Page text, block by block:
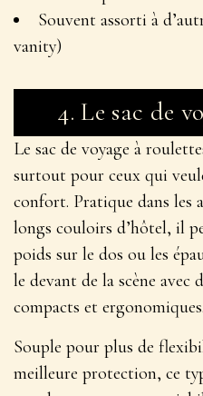
Souvent assorti à
vanity)
4.Le sac de
Le sac de voyage à
surtout pour ceux qui
confort. Pratique dans les
longs couloirs d’hôtel, il
poids sur le dos ou les
le devant de la scène avec
compacts et ergonomiques.
Souple pour plus de
meilleure protection, ce